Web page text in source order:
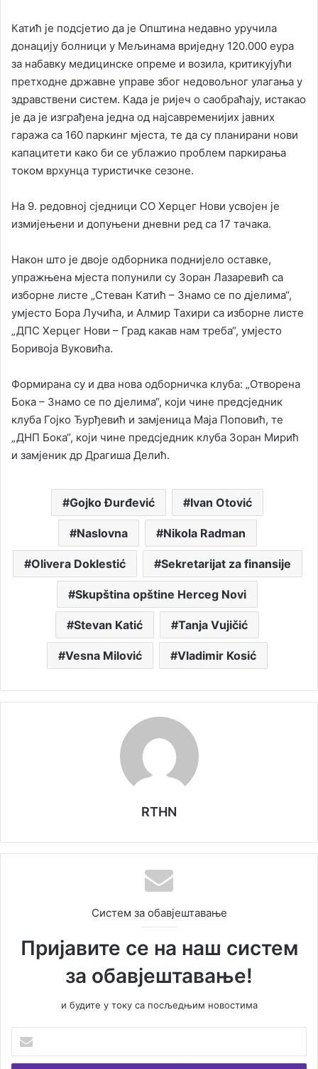
Катић је подсјетио да је Општина недавно уручила
донацију болници у Мељинама вриједну 120.000 еура
за набавку медицинске опреме и возила, критикујући
претходне државне управе због недовољног улагања у
здравствени систем. Када је ријеч о саобраћају, истакао
је да је изграђена једна од најсавременијих јавних
гаража са 160 паркинг мјеста, те да су планирани нови
капацитети како би се ублажио проблем паркирања
током врхунца туристичке сезоне.
На 9. редовној сједници СО Херцег Нови усвојен је
измијењени и допуњени дневни ред са 17 тачака.
Након што је двоје одборника поднијело оставке,
упражњена мјеста попунили су Зоран Лазаревић са
изборне листе „Стеван Катић – Знамо се по дјелима“,
умјесто Бора Лучића, и Алмир Тахири са изборне листе
„ДПС Херцег Нови – Град какав нам треба“, умјесто
Боривоја Вуковића.
Формирана су и два нова одборничка клуба: „Отворена
Бока – Знамо се по дјелима“, који чине предсједник
клуба Гојко Ђурђевић и замјеница Маја Поповић, те
„ДНП Бока“, који чине предсједник клуба Зоран Мирић
и замјеник др Драгиша Делић.
Gojko Đurđević Ivan Otović
Naslovna Nikola Radman
Olivera Doklestić Sekretarijat za finansije
Skupština opštine Herceg Novi
Stevan Katić Tanja Vujičić
Vesna Milović Vladimir Kosić
RTHN
Систем за обавјештавање
Пријавите се на наш систем
за обавјештавање!
и будите у току са посљедњим новостима
е